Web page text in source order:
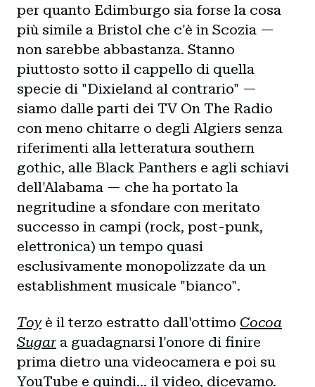
per quanto Edimburgo sia forse la cosa
più simile a Bristol che c'è in Scozia —
non sarebbe abbastanza. Stanno
piuttosto sotto il cappello di quella
specie di "Dixieland al contrario" —
siamo dalle parti dei TV On The Radio
con meno chitarre o degli Algiers senza
riferimenti alla letteratura southern
gothic, alle Black Panthers e agli schiavi
dell'Alabama — che ha portato la
negritudine a sfondare con meritato
successo in campi (rock, post-punk,
elettronica) un tempo quasi
esclusivamente monopolizzate da un
establishment musicale "bianco".
Toyè il terzo estratto dall'ottimo Cocoa
Sugar a guadagnarsi l'onore di finire
prima dietro una videocamera e poi su
YouTube e quindi… il video, dicevamo.